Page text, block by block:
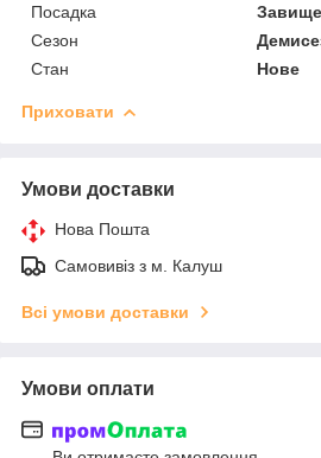
Посадка
Сезон
Стан
Нове
Приховати
Умови доставки
Нова Пошта
Самовивіз з м. Калуш
Всі умови доставки
Умови оплати